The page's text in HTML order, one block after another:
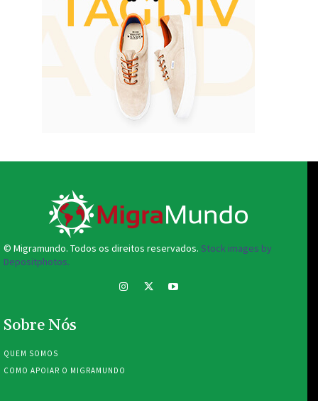
© Migramundo. Todos os direitos reservados. Stock images by
Depositphotos.
Sobre Nós
QUEM SOMOS
COMO APOIAR O MIGRAMUNDO